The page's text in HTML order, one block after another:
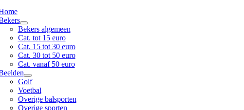
Bekers algemeen
Cat. tot 15 euro
Cat. 15 tot 30 euro
Cat. 30 tot 50 euro
Cat. vanaf 50 euro
Golf
Voetbal
Overige balsporten
Overige sporten